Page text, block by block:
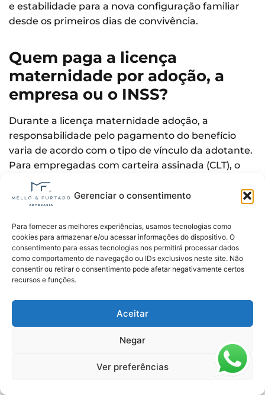
Gerenciar o consentimento
Para fornecer as melhores experiências, usamos tecnologias como
cookies para armazenar e/ou acessar informações do dispositivo. O
consentimento para essas tecnologias nos permitirá processar dados
como comportamento de navegação ou IDs exclusivos neste site. Não
consentir ou retirar o consentimento pode afetar negativamente certos
recursos e funções.
Aceitar
Negar
Ver preferências
e estabilidade para a nova configuração familiar
desde os primeiros dias de convivência.
Quem paga a licença
maternidade por adoção, a
empresa ou o INSS?
Durante a licença maternidade adoção, a
responsabilidade pelo pagamento do benefício
varia de acordo com o tipo de vínculo da adotante.
Para empregadas com carteira assinada (CLT), o
salário durante o período de licença é pago pela
própria empresa, que depois é reembolsada
integralmente pelo INSS. Esse processo é
automático e não exige ação direta da
trabalhadora.
As seguradas sem vínculo formal, como
contribuintes individuais, facultativas, MEIs ou
devem solicitar o salário-maternidade diretamente
pelo site ou aplicativo Meu INSS. Nesses casos, o
INSS analisa a documentação e realiza o
pagamento do benefício diretamente na conta